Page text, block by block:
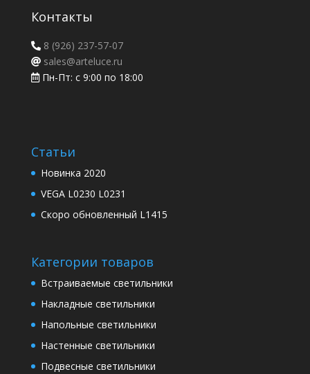
Контакты
8 (926) 237-57-07
sales@arteluce.ru
Пн-Пт: с 9:00 по 18:00
Статьи
Новинка 2020
VEGA L0230 L0231
Скоро обновленный L1415
Категории товаров
Встраиваемые светильники
Накладные светильники
Напольные светильники
Настенные светильники
Подвесные светильники